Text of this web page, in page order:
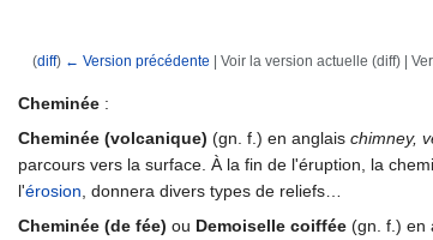
(diff) ← Version précédente | Voir la version actuelle (diff) |
Cheminée :
Cheminée (volcanique) (gn. f.) en anglais chimney,
parcours vers la surface. À la fin de l'éruption, la
l'érosion , donnera divers types de reliefs…
Cheminée (de fée) ou Demoiselle coiffée (gn. f.) en